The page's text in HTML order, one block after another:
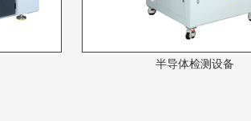
半导体检测设备